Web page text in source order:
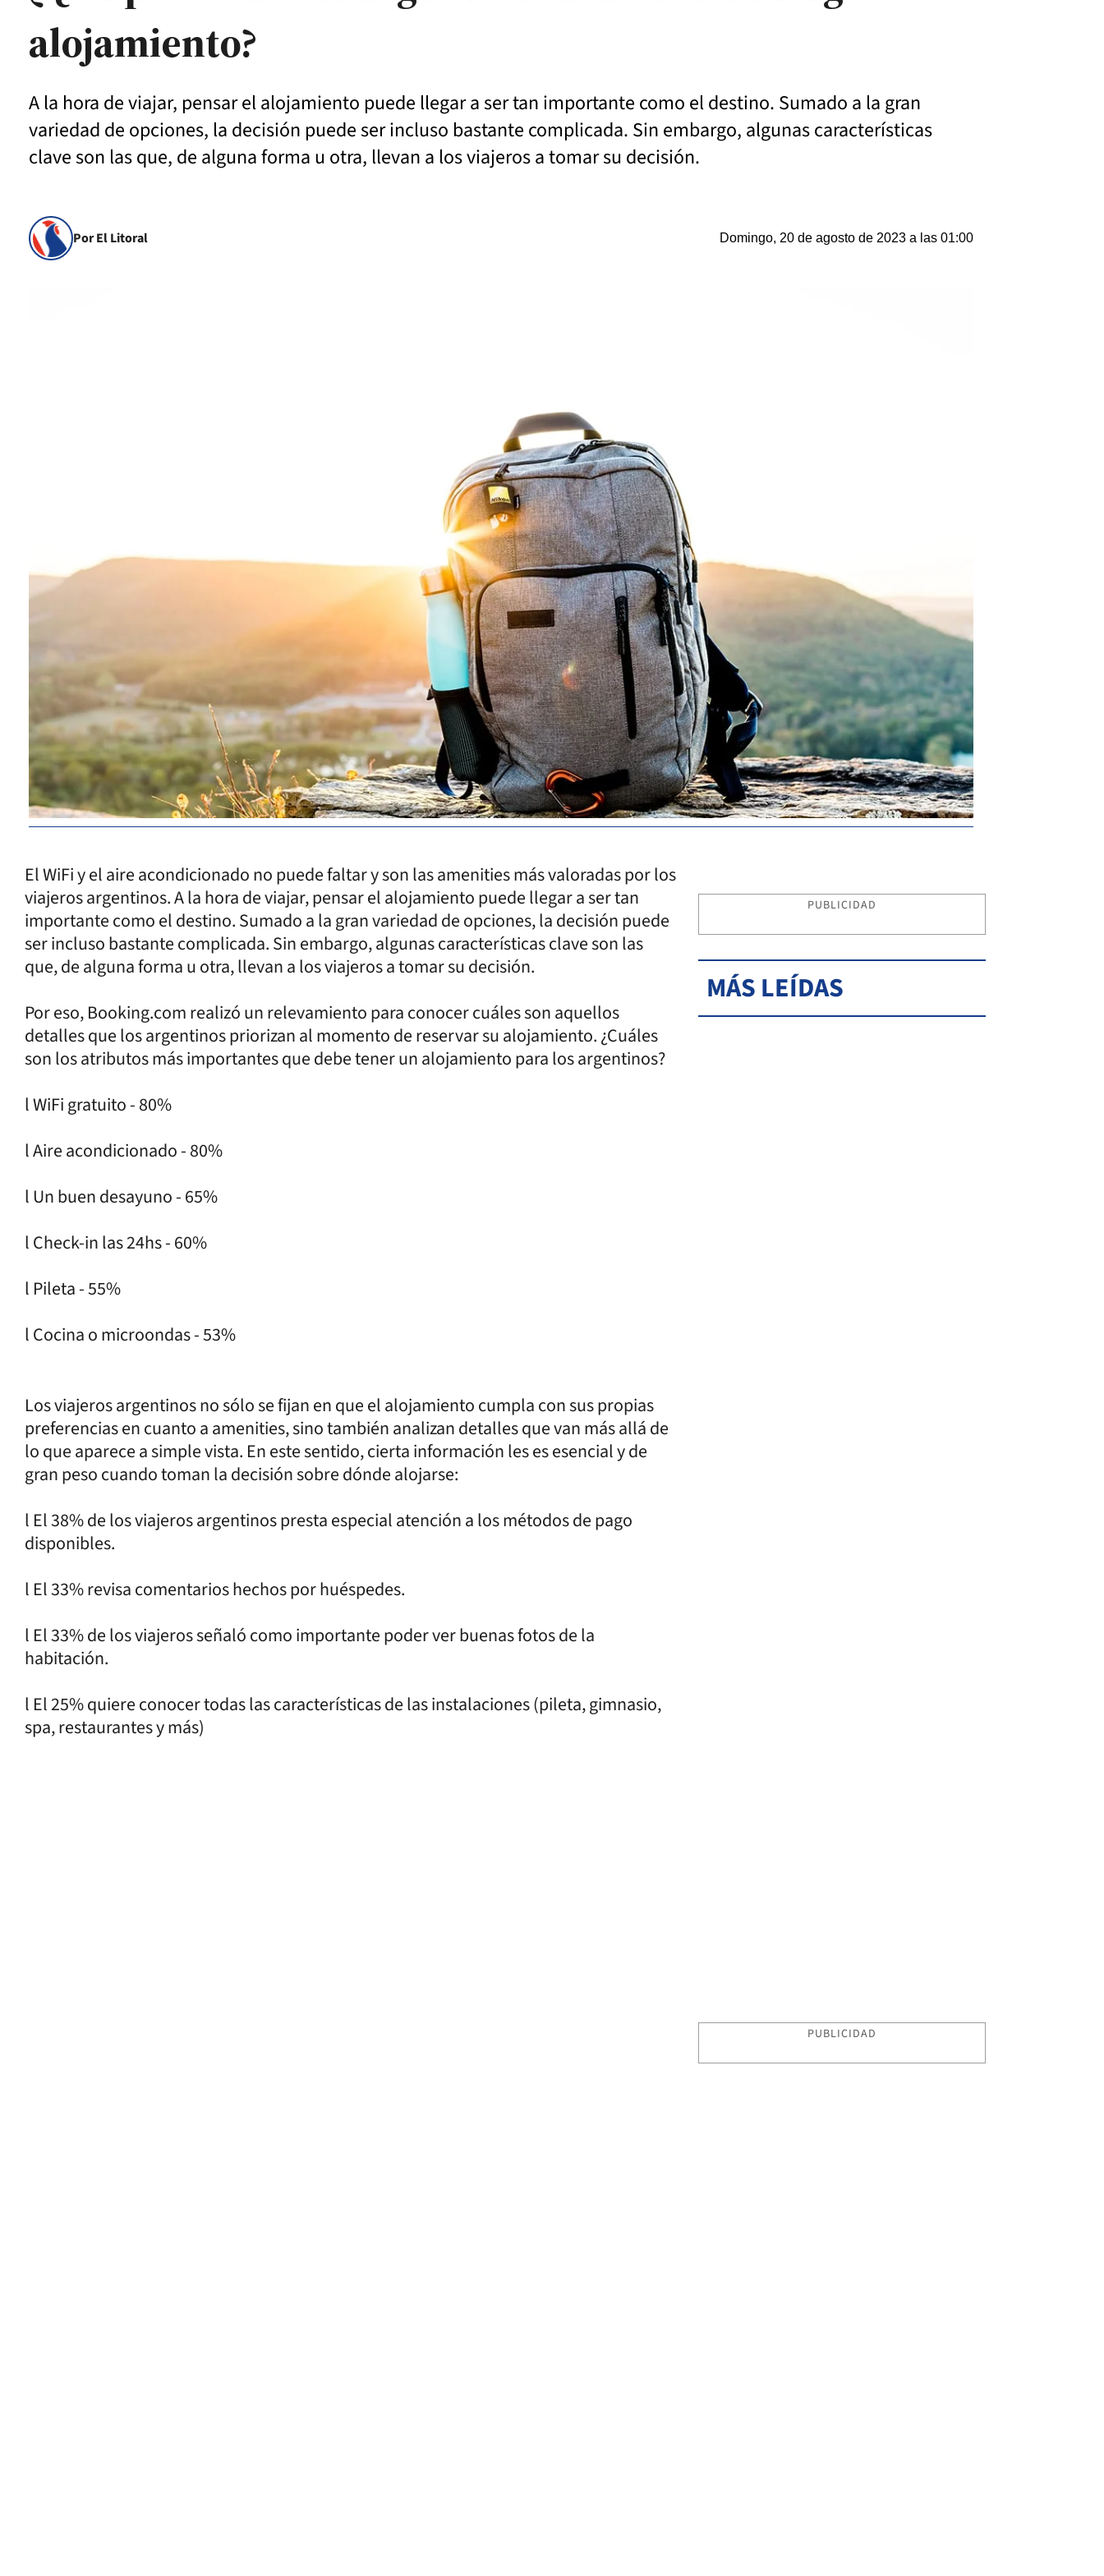
alojamiento?
A la hora de viajar, pensar el alojamiento puede llegar a ser tan importante como el destino. Sumado a la gran
variedad de opciones, la decisión puede ser incluso bastante complicada. Sin embargo, algunas características
clave son las que, de alguna forma u otra, llevan a los viajeros a tomar su decisión.
Por El Litoral Domingo, 20 de agosto de 2023 a las 01:00
El WiFi y el aire acondicionado no puede faltar y son las amenities más valoradas por los
viajeros argentinos. A la hora de viajar, pensar el alojamiento puede llegar a ser tan
importante como el destino. Sumado a la gran variedad de opciones, la decisión puede
ser incluso bastante complicada. Sin embargo, algunas características clave son las
que, de alguna forma u otra, llevan a los viajeros a tomar su decisión.
Por eso, Booking.com realizó un relevamiento para conocer cuáles son aquellos
detalles que los argentinos priorizan al momento de reservar su alojamiento. ¿Cuáles
son los atributos más importantes que debe tener un alojamiento para los argentinos?
l WiFi gratuito - 80%
l Aire acondicionado - 80%
l Un buen desayuno - 65%
l Check-in las 24hs - 60%
l Pileta - 55%
l Cocina o microondas - 53%
Los viajeros argentinos no sólo se fijan en que el alojamiento cumpla con sus propias
preferencias en cuanto a amenities, sino también analizan detalles que van más allá de
lo que aparece a simple vista. En este sentido, cierta información les es esencial y de
gran peso cuando toman la decisión sobre dónde alojarse:
l El 38% de los viajeros argentinos presta especial atención a los métodos de pago
disponibles.
l El 33% revisa comentarios hechos por huéspedes.
l El 33% de los viajeros señaló como importante poder ver buenas fotos de la
habitación.
l El 25% quiere conocer todas las características de las instalaciones (pileta, gimnasio,
spa, restaurantes y más)
PUBLICIDAD
MÁS LEÍDAS
PUBLICIDAD